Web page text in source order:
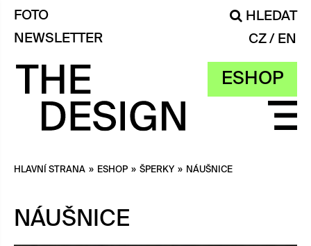
ESHOP
FOTO
HLEDAT
NEWSLETTER
CZ EN
HLAVNÍ STRANA » ESHOP » ŠPERKY » NÁUŠNICE
NÁUŠNICE